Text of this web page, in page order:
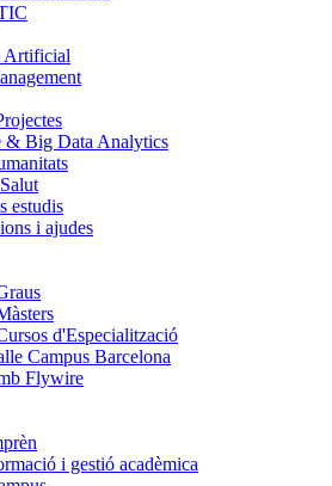
Artificial
& Big Data Analytics
estudis
i ajudes
d'Especialització
Campus Barcelona
Flywire
i gestió acadèmica